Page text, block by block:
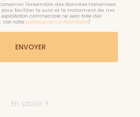
l'ensemble des données transmises
pour faciliter le suivi et le traitement de ma
exploitation commerciale ne sera faite des
Voir notre politique de confidentialité)
En savoir +